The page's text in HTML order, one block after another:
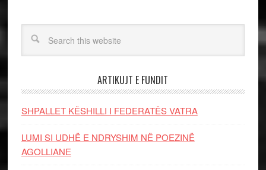
ARTIKUJT E FUNDIT
SHPALLET KËSHILLI I FEDERATËS VATRA
LUMI SI UDHË E NDRYSHIM NË POEZINË
AGOLLIANE